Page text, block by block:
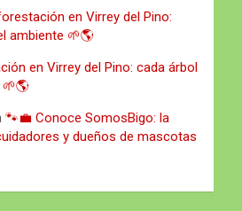
en Virrey del Pino:
ambiente 🌱🌎
en Virrey del Pino: cada árbol
🐾💼 Conoce SomosBigo: la
y dueños de mascotas